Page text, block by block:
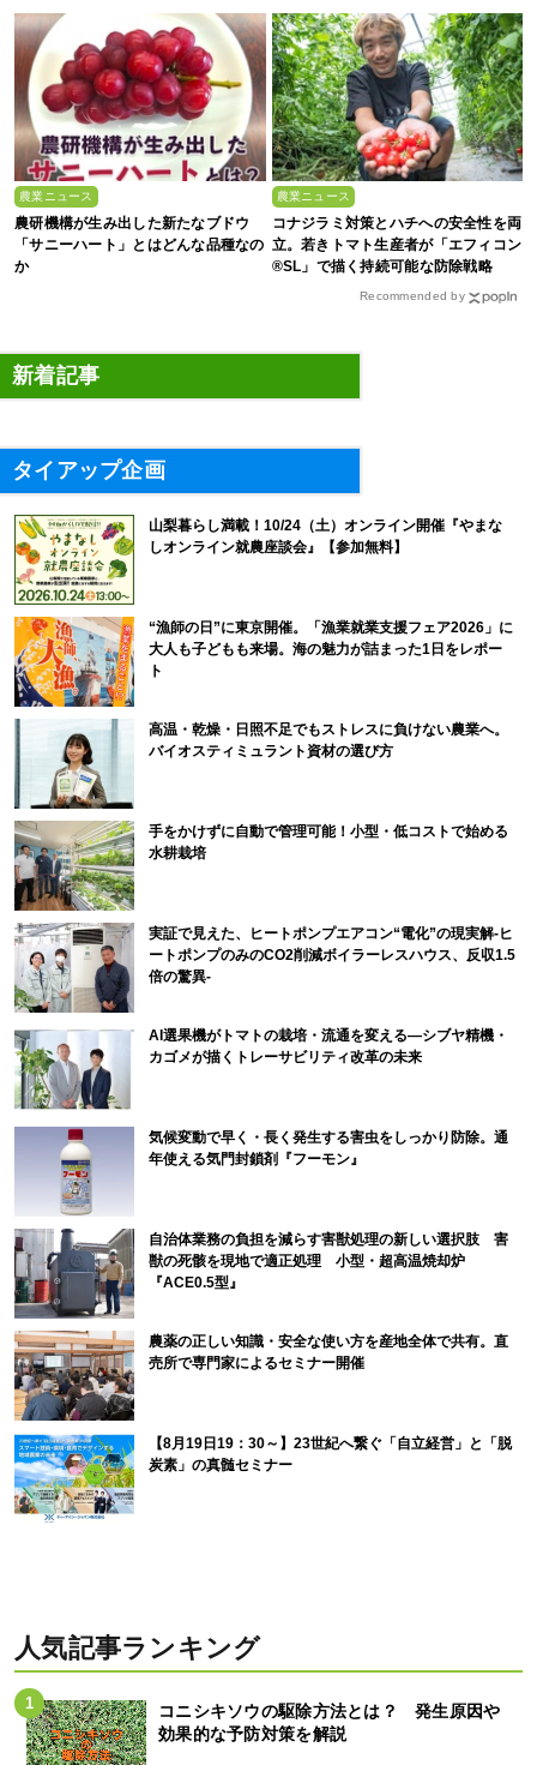
農業ニュース
農研機構が生み出した新たなブドウ
「サニーハート」とはどんな品種なの
か
農業ニュース
コナジラミ対策とハチへの安全性を両
立。若きトマト生産者が「エフィコン
®SL」で描く持続可能な防除戦略
Recommended by
新着記事
タイアップ企画
山梨暮らし満載！10/24（土）オンライン開催『やまな
しオンライン就農座談会』【参加無料】
“漁師の日”に東京開催。「漁業就業支援フェア2026」に
大人も子どもも来場。海の魅力が詰まった1日をレポー
ト
高温・乾燥・日照不足でもストレスに負けない農業へ。
バイオスティミュラント資材の選び方
手をかけずに自動で管理可能！小型・低コストで始める
水耕栽培
実証で見えた、ヒートポンプエアコン“電化”の現実解-ヒ
ートポンプのみのCO2削減ボイラーレスハウス、反収1.5
倍の驚異-
AI選果機がトマトの栽培・流通を変える―シブヤ精機・
カゴメが描くトレーサビリティ改革の未来
気候変動で早く・長く発生する害虫をしっかり防除。通
年使える気門封鎖剤『フーモン』
自治体業務の負担を減らす害獣処理の新しい選択肢 害
獣の死骸を現地で適正処理 小型・超高温焼却炉
『ACE0.5型』
農薬の正しい知識・安全な使い方を産地全体で共有。直
売所で専門家によるセミナー開催
【8月19日19：30～】23世紀へ繋ぐ「自立経営」と「脱
炭素」の真髄セミナー
人気記事ランキング
コニシキソウの駆除方法とは？ 発生原因や
効果的な予防対策を解説